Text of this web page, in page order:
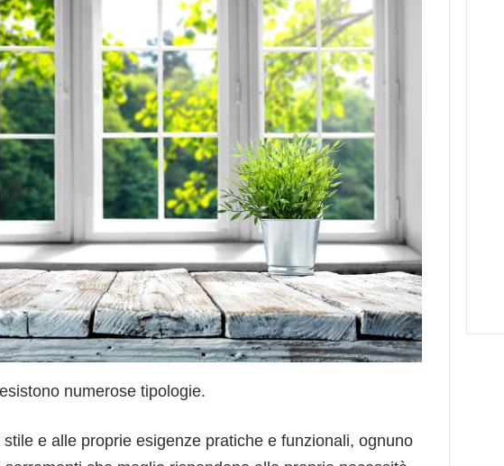
numerose tipologie.
e alle proprie esigenze pratiche e funzionali, ognuno